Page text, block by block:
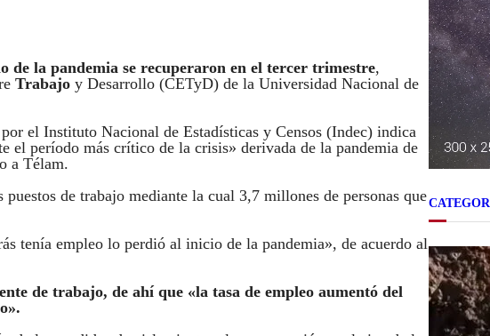
de la pandemia se recuperaron en el tercer trimestre,
Trabajo y Desarrollo (CETyD) de la Universidad Nacional de
el Instituto Nacional de Estadísticas y Censos (Indec) indica
el período más crítico de la crisis» derivada de la pandemia de
a Télam.
de trabajo mediante la cual 3,7 millones de personas que
tenía empleo lo perdió al inicio de la pandemia», de acuerdo al
de trabajo, de ahí que «la tasa de empleo aumentó del